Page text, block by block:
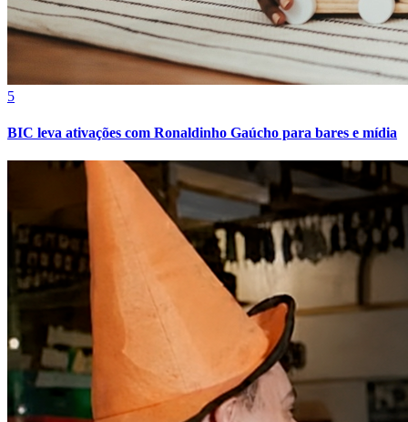
Goiás
5
BIC leva ativações com Ronaldinho Gaúcho para bares e mídia